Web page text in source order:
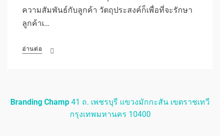
ความสัมพันธ์กับลูกค้า วัตถุประสงค์ก็เพื่อที่จะรักษา
ลูกค้าเ…
อ่านต่อ
Branding Champ 41 ถ. เพชรบุรี แขวงมักกะสัน เขตราชเทวี
กรุงเทพมหานคร 10400